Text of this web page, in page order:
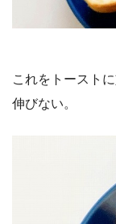
これをトースト
伸びない。